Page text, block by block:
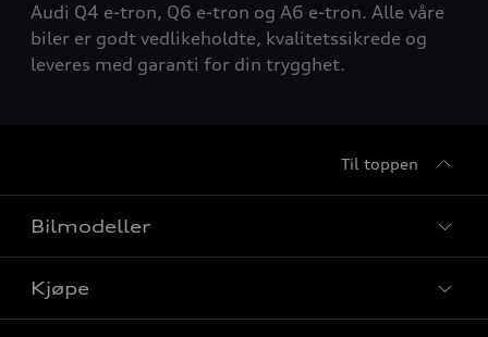
Audi Q4 e-tron, Q6 e-tron og A6 e-tron. Alle våre
biler er godt vedlikeholdte, kvalitetssikrede og
leveres med garanti for din trygghet.
Til toppen
Bilmodeller
Finn din Audi
Kjøpe